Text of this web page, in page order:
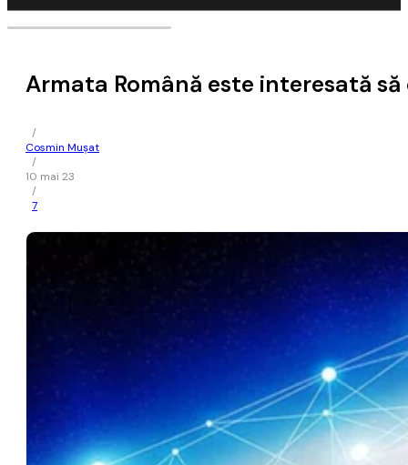
Armata Română este interesată
/
Cosmin Mușat
/
10 mai 23
/
7